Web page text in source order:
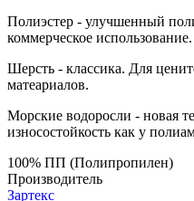
Полиэстер - улучшенный
коммерческое использование.
Шерсть - классика. Для
матеариалов.
Морские водоросли - новая
износостойкость как у
100% ПП (Полипропилен)
Производитель
Зартекс